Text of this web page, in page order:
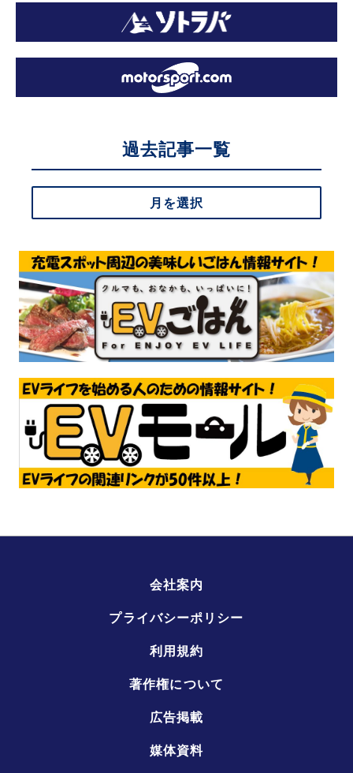
過去記事一覧
月を選択
会社案内
プライバシーポリシー
利用規約
著作権について
広告掲載
媒体資料